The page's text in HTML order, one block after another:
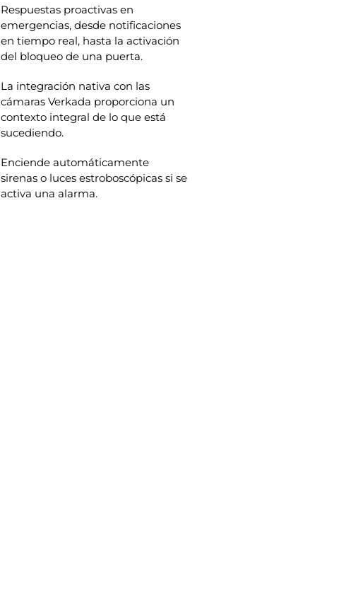
Respuestas proactivas en
emergencias, desde notificaciones
en tiempo real, hasta la activación
del bloqueo de una puerta.
La integración nativa con las
cámaras Verkada proporciona un
contexto integral de lo que está
sucediendo.
Enciende automáticamente
sirenas o luces estroboscópicas si se
activa una alarma.